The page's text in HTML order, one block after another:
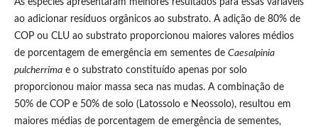
ao adicionar resíduos orgânicos ao substrato. A adição de 80% de
COP ou CLU ao substrato proporcionou maiores valores médios
de porcentagem de emergência em sementes de Caesalpinia
pulcherrimae o substrato constituído apenas por solo
proporcionou maior massa seca nas mudas. A combinação de
50% de COP e 50% de solo (Latossolo e Neossolo), resultou em
maiores médias de porcentagem de emergência de sementes,